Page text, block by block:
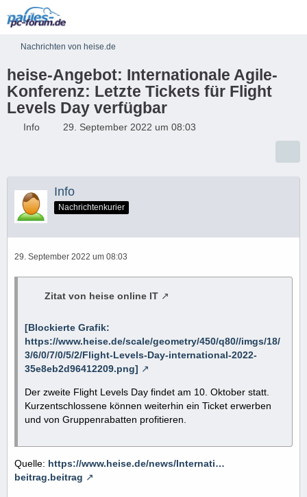
Nachrichten von heise.de
heise-Angebot: Internationale Agile-
Konferenz: Letzte Tickets für Flight
Levels Day verfügbar
Info 29. September 2022 um 08:03
Info
Nachrichtenkurier
29. September 2022 um 08:03
Zitat von heise online IT
[Blockierte Grafik:
https://www.heise.de/scale/geometry/450/q80//imgs/18/
3/6/0/7/0/5/2/Flight-Levels-Day-international-2022-
35e8eb2d96412209.png]
Der zweite Flight Levels Day findet am 10. Oktober statt.
Kurzentschlossene können weiterhin ein Ticket erwerben
und von Gruppenrabatten profitieren.
Quelle: https://www.heise.de/news/Internati…
beitrag.beitrag